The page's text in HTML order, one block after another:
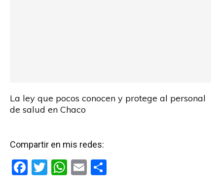
La ley que pocos conocen y protege al personal
de salud en Chaco
Compartir en mis redes:
F
T
W E